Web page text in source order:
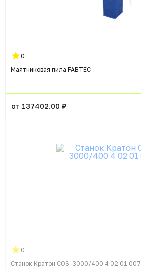
0
Маятниковая пила FABTEC
от 137402.00 ₽
0
Станок Кратон COS-3000/400 4 02 01 007